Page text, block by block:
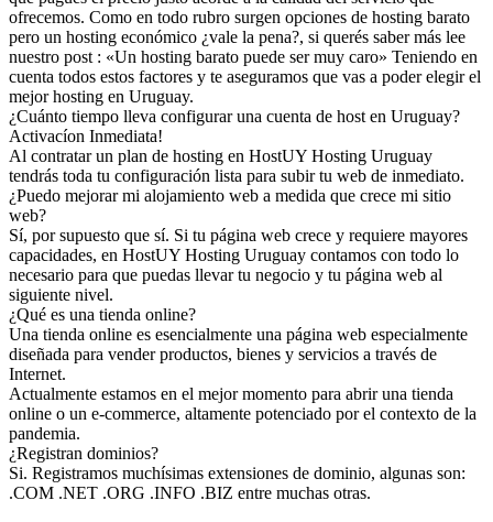
ofrecemos. Como en todo rubro surgen opciones de hosting barato
pero un hosting económico ¿vale la pena?, si querés saber más lee
nuestro post : «Un hosting barato puede ser muy caro» Teniendo en
cuenta todos estos factores y te aseguramos que vas a poder elegir el
mejor hosting en Uruguay.
¿Cuánto tiempo lleva configurar una cuenta de host en Uruguay?
Activacíon Inmediata!
Al contratar un plan de hosting en HostUY Hosting Uruguay
tendrás toda tu configuración lista para subir tu web de inmediato.
¿Puedo mejorar mi alojamiento web a medida que crece mi sitio
web?
Sí, por supuesto que sí. Si tu página web crece y requiere mayores
capacidades, en HostUY Hosting Uruguay contamos con todo lo
necesario para que puedas llevar tu negocio y tu página web al
siguiente nivel.
¿Qué es una tienda online?
Una tienda online es esencialmente una página web especialmente
diseñada para vender productos, bienes y servicios a través de
Internet.
Actualmente estamos en el mejor momento para abrir una tienda
online o un e-commerce, altamente potenciado por el contexto de la
pandemia.
¿Registran dominios?
Si. Registramos muchísimas extensiones de dominio, algunas son:
.COM .NET .ORG .INFO .BIZ entre muchas otras.